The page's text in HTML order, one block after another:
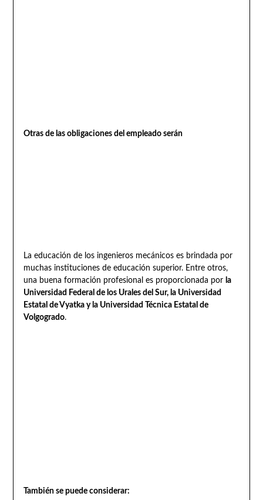
Otras de las obligaciones del empleado serán
La educación de los ingenieros mecánicos es brindada por
muchas instituciones de educación superior. Entre otros,
una buena formación profesional es proporcionada por la
Universidad Federal de los Urales del Sur, la Universidad
Estatal de Vyatka y la Universidad Técnica Estatal de
Volgogrado.
También se puede considerar: